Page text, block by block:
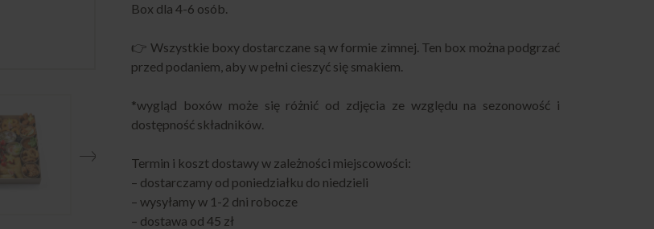
Box dla 4-6 osób.
👉 Wszystkie boxy dostarczane są w formie zimnej. Ten box można podgrzać
przed podaniem, aby w pełni cieszyć się smakiem.
*wygląd boxów może się różnić od zdjęcia ze względu na sezonowość i
dostępność składników.
Termin i koszt dostawy w zależności miejscowości:
– dostarczamy od poniedziałku do niedzieli
– wysyłamy w 1-2 dni robocze
– dostawa od 45 zł